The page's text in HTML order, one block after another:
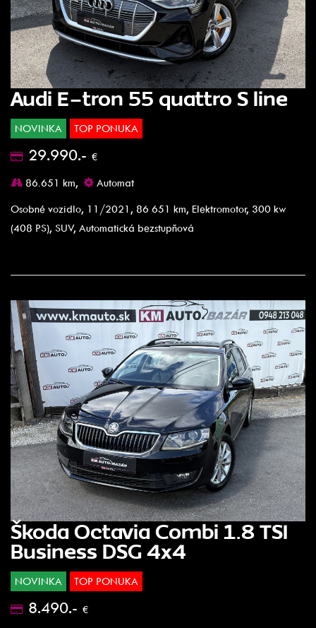
Audi E-tron 55 quattro S line
NOVINKA TOP PONUKA
29.990.- €
86.651 km,
Automat
Osobné vozidlo, 11/2021, 86 651 km, Elektromotor, 300 kw
(408 PS), SUV, Automatická bezstupňová
Škoda Octavia Combi 1.8 TSI
Business DSG 4x4
NOVINKA TOP PONUKA
8.490.- €